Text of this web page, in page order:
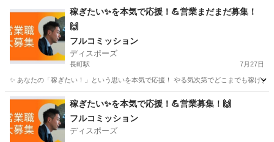
稼ぎたい✨を本気で応援！💪営業まだまだ募集！
🙌
フルコミッション
ディスポーズ
長町駅 7月27日
✨ あなたの「稼ぎたい！」という思いを本気で応援！ やる気次第でどこまでも稼げ
宮城 仙台市 長町駅 営業 やる気
稼ぎたい✨を本気で応援！💪営業募集！🙌
フルコミッション
ディスポーズ